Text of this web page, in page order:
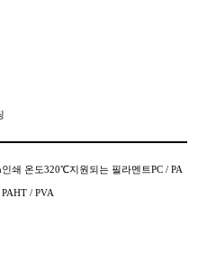
쇄 온도320℃지원되는 필라멘트PC / PA
/ PVA